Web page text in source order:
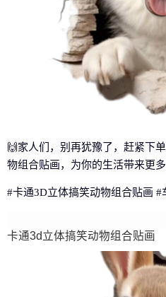
🙌家人们，别再犹豫了，赶紧下
物组合贴画，为你的生活带来更
#卡通3D立体搞笑动物组合贴画
卡通3d立体搞笑动物组合贴画